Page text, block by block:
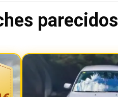
parecidos